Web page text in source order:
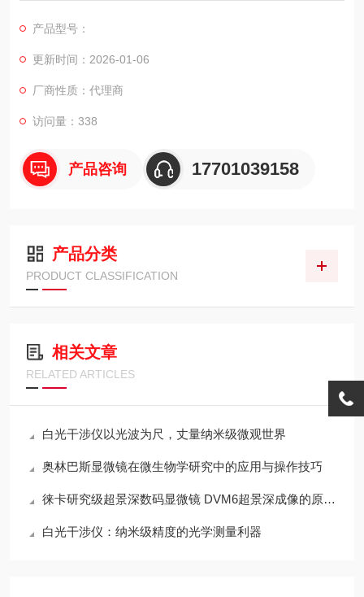
产品型号：
更新时间：2026-01-06
厂商性质：代理商
访问量：338
产品咨询 17701039158
产品分类
PRODUCT CLASSIFICATION
相关文章
RELATED ARTICLES
白光干涉仪以光波为尺，丈量纳米级微观世界
奥林巴斯显微镜在微生物学研究中的应用与操作技巧
徕卡研究级超景深数码显微镜 DVM6超景深成像的原理与设计
白光干涉仪：纳米级精度的光学测量利器